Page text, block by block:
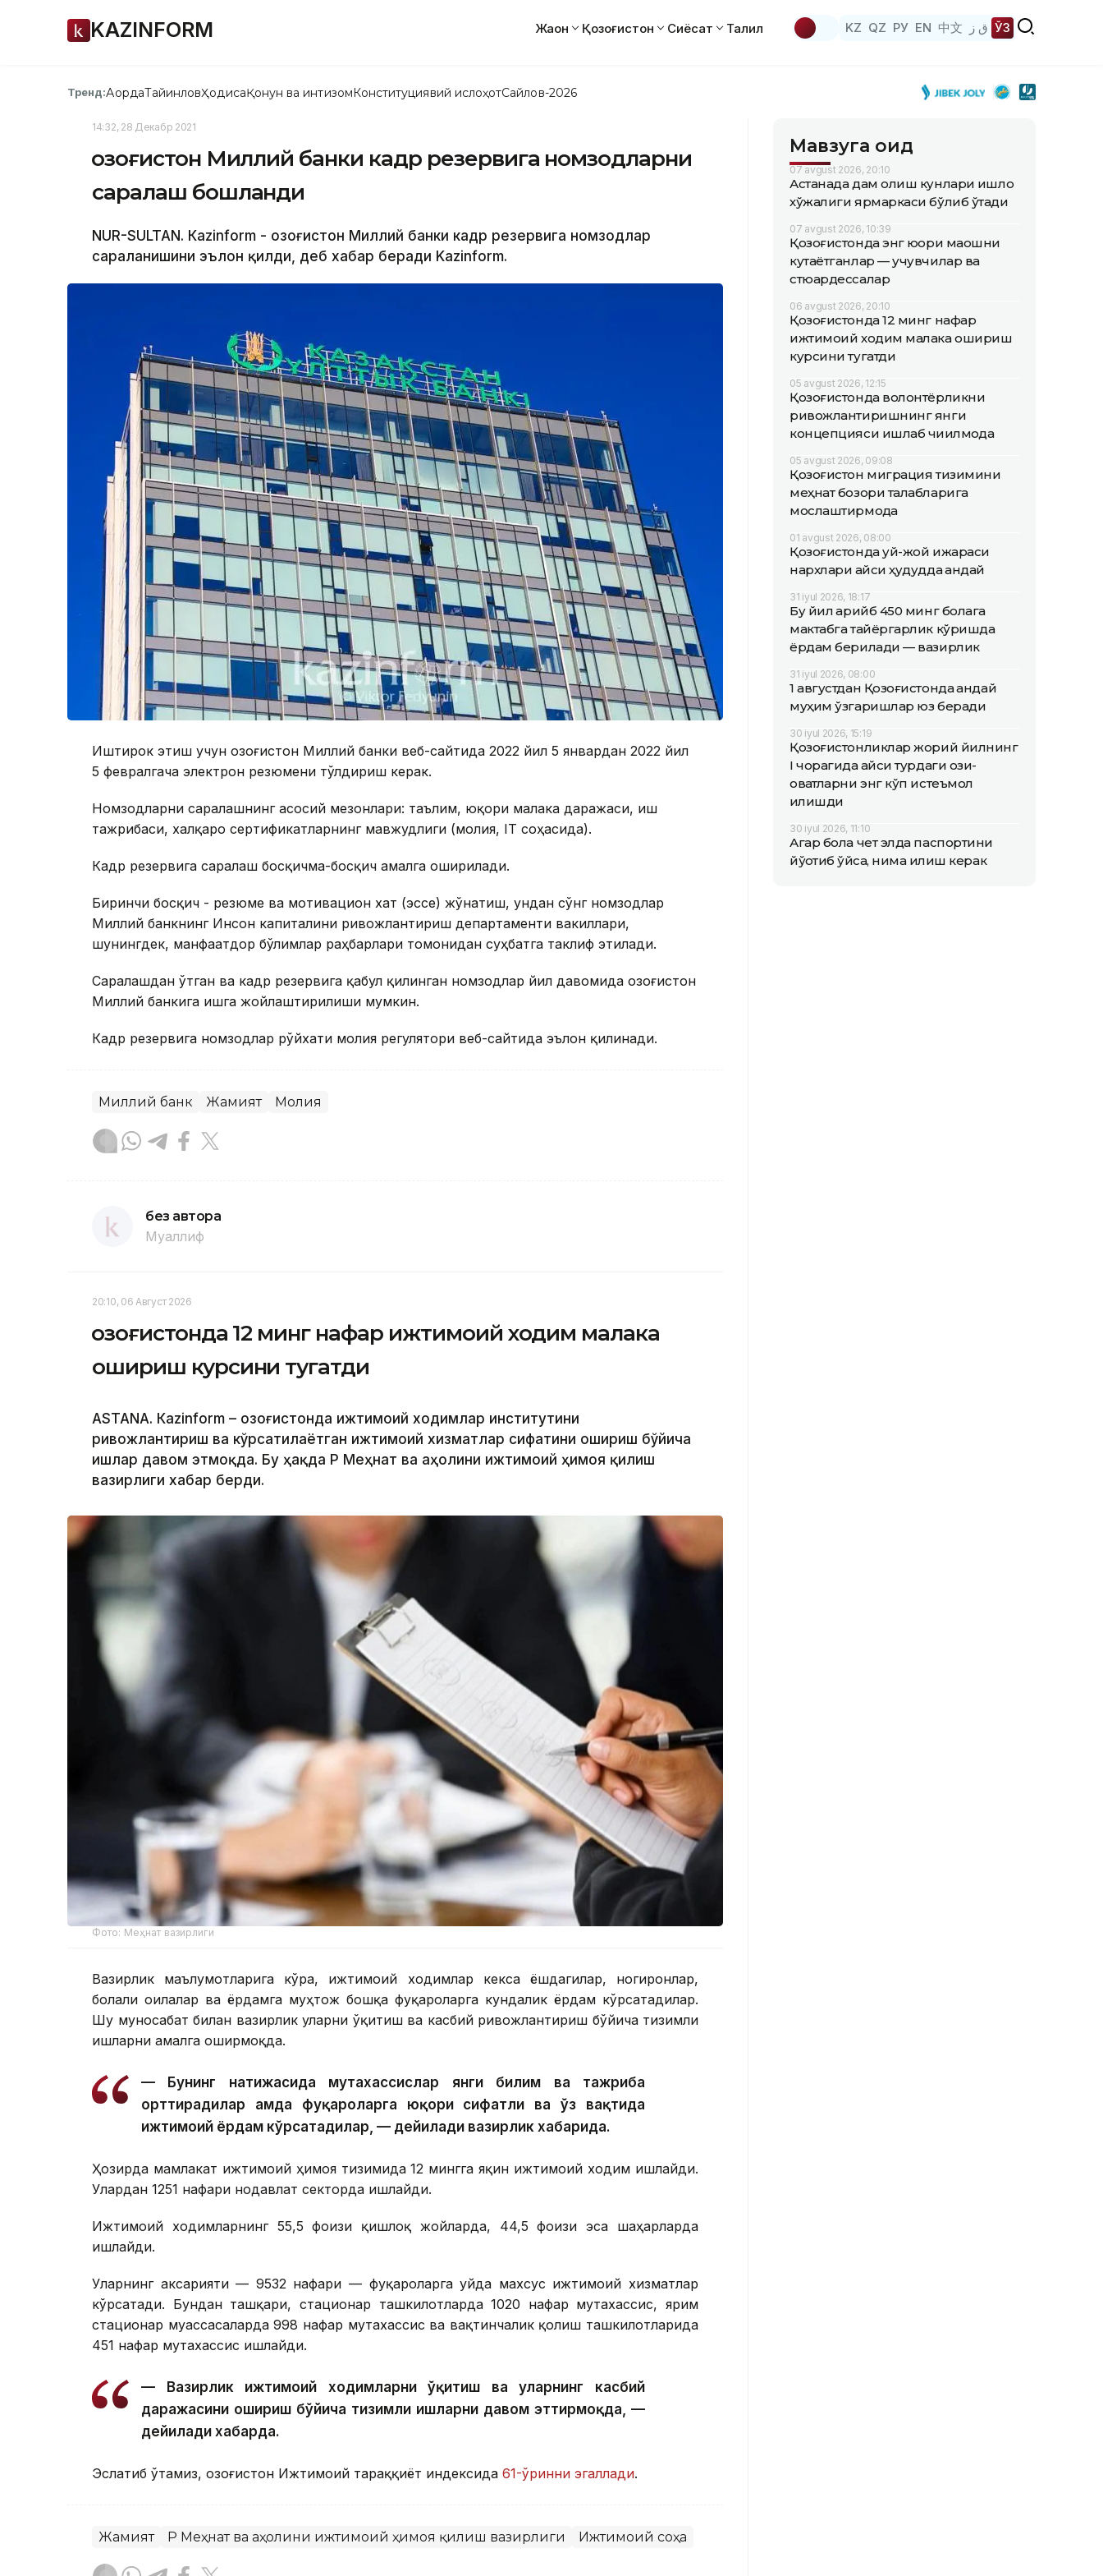
KAZINFORM Жаҳон Қозоғистон Сиёсат Таҳлил KZ QZ РУ EN 中文 ق ز ЎЗ
Тренд:АқордаТайинловҲодисаҚонун ва интизомКонституциявий ислоҳотСайлов-2026
14:32, 28 Декабр 2021
Қозоғистон Миллий банки кадр резервига номзодларни
саралаш бошланди
NUR-SULTAN. Кazinform - Қозоғистон Миллий банки кадр резервига номзодлар
сараланишини эълон қилди, деб хабар беради Kazinform.
Иштирок этиш учун Қозоғистон Миллий банки веб-сайтида 2022 йил 5 январдан 2022 йил
5 февралгача электрон резюмени тўлдириш керак.
Номзодларни саралашнинг асосий мезонлари: таълим, юқори малака даражаси, иш
тажрибаси, халқаро сертификатларнинг мавжудлиги (молия, IТ соҳасида).
Кадр резервига саралаш босқичма-босқич амалга оширилади.
Биринчи босқич - резюме ва мотивацион хат (эссе) жўнатиш, ундан сўнг номзодлар
Миллий банкнинг Инсон капиталини ривожлантириш департаменти вакиллари,
шунингдек, манфаатдор бўлимлар раҳбарлари томонидан суҳбатга таклиф этилади.
Саралашдан ўтган ва кадр резервига қабул қилинган номзодлар йил давомида Қозоғистон
Миллий банкига ишга жойлаштирилиши мумкин.
Кадр резервига номзодлар рўйхати молия регулятори веб-сайтида эълон қилинади.
Миллий банк Жамият Молия
без автора
Муаллиф
20:10, 06 Август 2026
Қозоғистонда 12 минг нафар ижтимоий ходим малака
ошириш курсини тугатди
ASTANА. Кazinform – Қозоғистонда ижтимоий ходимлар институтини
ривожлантириш ва кўрсатилаётган ижтимоий хизматлар сифатини ошириш бўйича
ишлар давом этмоқда. Бу ҳақда ҚР Меҳнат ва аҳолини ижтимоий ҳимоя қилиш
вазирлиги хабар берди.
Фото: Меҳнат вазирлиги
Вазирлик маълумотларига кўра, ижтимоий ходимлар кекса ёшдагилар, ногиронлар,
болали оилалар ва ёрдамга муҳтож бошқа фуқароларга кундалик ёрдам кўрсатадилар.
Шу муносабат билан вазирлик уларни ўқитиш ва касбий ривожлантириш бўйича тизимли
ишларни амалга оширмоқда.
— Бунинг натижасида мутахассислар янги билим ва тажриба
орттирадилар ҳамда фуқароларга юқори сифатли ва ўз вақтида
ижтимоий ёрдам кўрсатадилар, — дейилади вазирлик хабарида.
Ҳозирда мамлакат ижтимоий ҳимоя тизимида 12 мингга яқин ижтимоий ходим ишлайди.
Улардан 1251 нафари нодавлат секторда ишлайди.
Ижтимоий ходимларнинг 55,5 фоизи қишлоқ жойларда, 44,5 фоизи эса шаҳарларда
ишлайди.
Уларнинг аксарияти — 9532 нафари — фуқароларга уйда махсус ижтимоий хизматлар
кўрсатади. Бундан ташқари, стационар ташкилотларда 1020 нафар мутахассис, ярим
стационар муассасаларда 998 нафар мутахассис ва вақтинчалик қолиш ташкилотларида
451 нафар мутахассис ишлайди.
— Вазирлик ижтимоий ходимларни ўқитиш ва уларнинг касбий
даражасини ошириш бўйича тизимли ишларни давом эттирмоқда, —
дейилади хабарда.
Эслатиб ўтамиз, Қозоғистон Ижтимоий тараққиёт индексида 61-ўринни эгаллади.
Жамият ҚР Меҳнат ва аҳолини ижтимоий ҳимоя қилиш вазирлиги Ижтимоий соҳа
Мавзуга оид
07 avgust 2026, 20:10
Астанада дам олиш кунлари қишлоқ
хўжалиги ярмаркаси бўлиб ўтади
07 avgust 2026, 10:39
Қозоғистонда энг юқори маошни
кутаётганлар — учувчилар ва
стюардессалар
06 avgust 2026, 20:10
Қозоғистонда 12 минг нафар
ижтимоий ходим малака ошириш
курсини тугатди
05 avgust 2026, 12:15
Қозоғистонда волонтёрликни
ривожлантиришнинг янги
концепцияси ишлаб чиқилмоқда
05 avgust 2026, 09:08
Қозоғистон миграция тизимини
меҳнат бозори талабларига
мослаштирмоқда
01 avgust 2026, 08:00
Қозоғистонда уй-жой ижараси
нархлари қайси ҳудудда қандай
31 iyul 2026, 18:17
Бу йил қарийб 450 минг болага
мактабга тайёргарлик кўришда
ёрдам берилади — вазирлик
31 iyul 2026, 08:00
1 августдан Қозоғистонда қандай
муҳим ўзгаришлар юз беради
30 iyul 2026, 15:19
Қозоғистонликлар жорий йилнинг
I чорагида қайси турдаги озиқ-
овқатларни энг кўп истеъмол
қилишди
30 iyul 2026, 11:10
Агар бола чет элда паспортини
йўқотиб қўйса, нима қилиш керак